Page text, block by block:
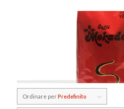
Ordinare perPredefinito